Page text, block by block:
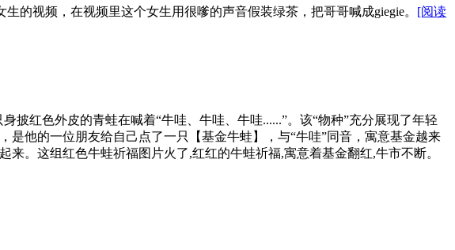
的视频，在视频里这个女生用很嗲的声音假装绿茶，把哥哥喊成giegie。 [阅读
披红色外皮的青蛙在喊着“牛哇、牛哇、牛哇......”。该“物种”充分展现了年轻
他的一位朋友给自己点了一只【基金牛蛙】，与“牛哇”同音，寓意基金越来
。这组红色牛蛙祈福图片火了,红红的牛蛙祈福,寓意着基金翻红,牛市不断。